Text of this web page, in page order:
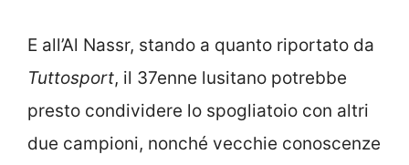
E all’Al Nassr, stando a quanto riportato da
Tuttosport, il 37enne lusitano potrebbe
presto condividere lo spogliatoio con altri
due campioni, nonché vecchie conoscenze